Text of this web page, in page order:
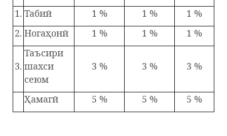
1. Табиӣ 1 % 1 %
1 %
2. Ногаҳонӣ 1 % 1 % 1 %
3.
Таъсири
шахси
сеюм
3 % 3 % 3 %
Ҳамагӣ 5 % 5 % 5 %